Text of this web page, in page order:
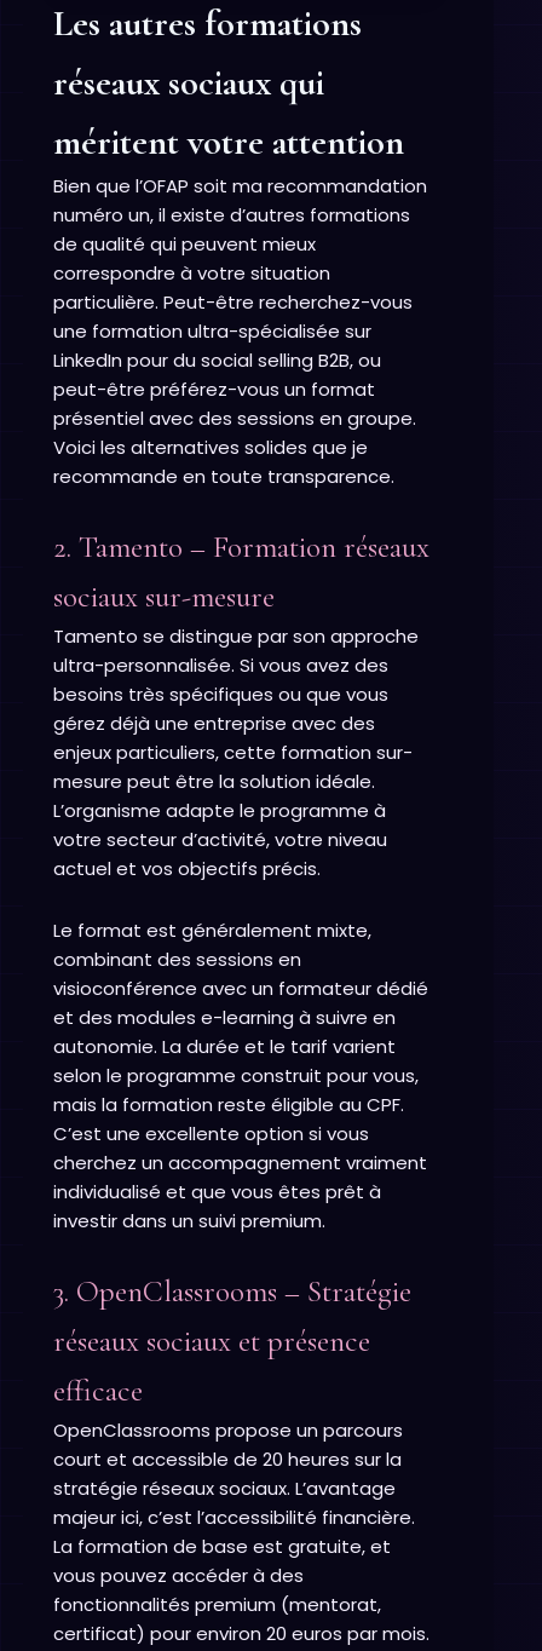
Les autres formations
réseaux sociaux qui
méritent votre attention
Bien que l’OFAP soit ma recommandation
numéro un, il existe d’autres formations
de qualité qui peuvent mieux
correspondre à votre situation
particulière. Peut-être recherchez-vous
une formation ultra-spécialisée sur
LinkedIn pour du social selling B2B, ou
peut-être préférez-vous un format
présentiel avec des sessions en groupe.
Voici les alternatives solides que je
recommande en toute transparence.
2. Tamento – Formation réseaux
sociaux sur-mesure
Tamento se distingue par son approche
ultra-personnalisée. Si vous avez des
besoins très spécifiques ou que vous
gérez déjà une entreprise avec des
enjeux particuliers, cette formation sur-
mesure peut être la solution idéale.
L’organisme adapte le programme à
votre secteur d’activité, votre niveau
actuel et vos objectifs précis.
Le format est généralement mixte,
combinant des sessions en
visioconférence avec un formateur dédié
et des modules e-learning à suivre en
autonomie. La durée et le tarif varient
selon le programme construit pour vous,
mais la formation reste éligible au CPF.
C’est une excellente option si vous
cherchez un accompagnement vraiment
individualisé et que vous êtes prêt à
investir dans un suivi premium.
3. OpenClassrooms – Stratégie
réseaux sociaux et présence
efficace
OpenClassrooms propose un parcours
court et accessible de 20 heures sur la
stratégie réseaux sociaux. L’avantage
majeur ici, c’est l’accessibilité financière.
La formation de base est gratuite, et
vous pouvez accéder à des
fonctionnalités premium (mentorat,
certificat) pour environ 20 euros par mois.